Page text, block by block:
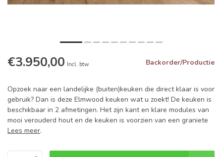
€3.950,00 Incl. btw Backorder/Productie
Opzoek naar een landelijke (buiten)keuken die direct klaar is voor
gebruik? Dan is deze Elmwood keuken wat u zoekt! De keuken is
beschikbaar in 2 afmetingen. Het zijn kant en klare modules van
mooi verouderd hout en de keuken is voorzien van een graniete
Lees meer.